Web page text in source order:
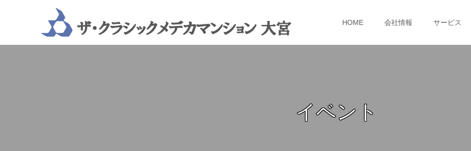
HOME 会社情報 サービス
イベン ト